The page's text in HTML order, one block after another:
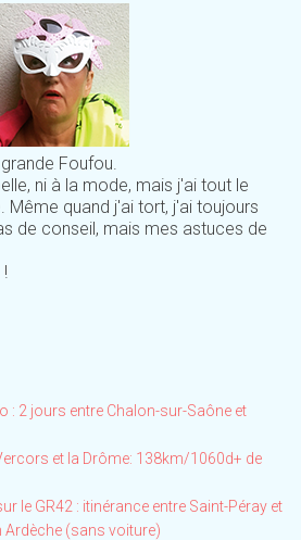
Foufou.
ni à la mode, mais j'ai tout le
quand j'ai tort, j'ai toujours
de conseil, mais mes astuces de
: 2 jours entre Chalon-sur-Saône et
et la Drôme: 138km/1060d+ de
le GR42 : itinérance entre Saint-Péray et
(sans voiture)